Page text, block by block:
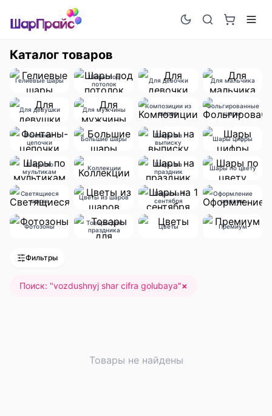
Каталог товаров
Гелиевые шары
Шары под
потолок
Для девочки Для мальчика
Для девушки Для мужчины
Композиции из
шаров
Фольгированные
шары
Фонтаны-
цепочки
Большие шары
Шары на
выписку
Шары цифры
Шары по
мультикам
Коллекции
Шары на
праздник
Шары по цвету
Светящиеся
шары
Цветы из шаров
Шары на 1
сентября
Оформление
шарами
Фотозоны
Товары для
праздника
Цветы Премиум
Фильтры
Поиск: "vozdushnyj shar cifra golubaya"×
Товары не найдены